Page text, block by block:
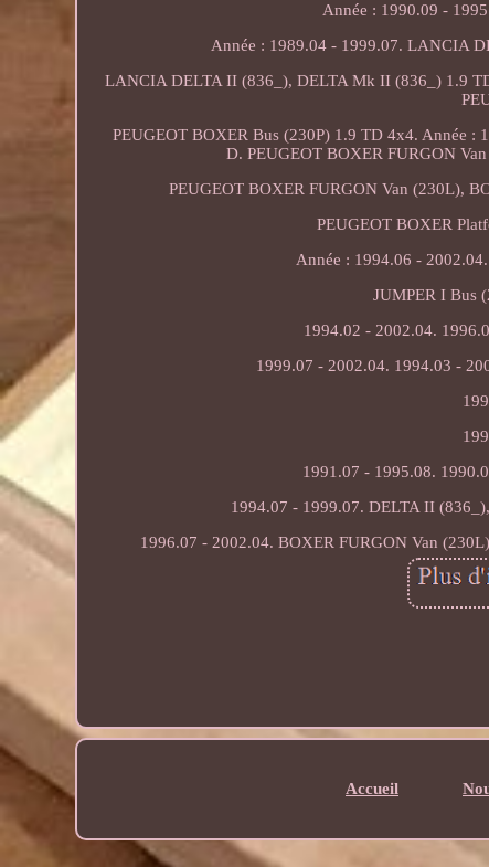
Année : 1990.09 -
Année : 1989.04 - 1999.07. LANCIA
LANCIA DELTA II (836_), DELTA Mk II (836_) 1.9
PEUGEOT BOXER Bus (230P) 1.9 TD 4x4. Année
D. PEUGEOT BOXER FURGON
PEUGEOT BOXER FURGON Van (230L),
PEUGEOT BOXER
Année : 1994.06 -
JUMPER I Bus
1994.02 - 2002.04.
1999.07 - 2002.04. 1994.03 -
1991.07 - 1995.08.
1994.07 - 1999.07. DELTA II
1996.07 - 2002.04. BOXER FURGON Van
Accueil